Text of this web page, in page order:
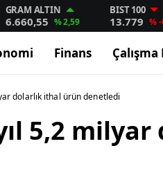
GRAM ALTIN
6.660,55 % 2,59
BIST 100
13.779 %
Finans Çalışma
dolarlık ithal ürün denetledi
5,2